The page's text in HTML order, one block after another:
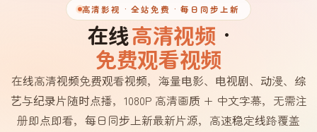
高清影视 · 全站免费 · 每日同步上新
在线高清视频 ·
免费观看视频
在线高清视频免费观看视频，海量电影、电视剧、动漫、综
艺与纪录片随时点播，1080P 高清画质 + 中文字幕，无需注
册即点即看，每日同步上新最新片源，高速稳定线路覆盖